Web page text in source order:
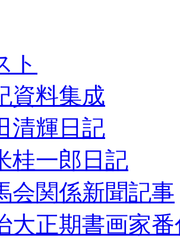
ト
資料集成
清輝日記
桂一郎日記
会関係新聞記事
大正期書画家